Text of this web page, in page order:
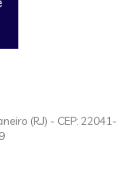
(RJ) - CEP: 22041-